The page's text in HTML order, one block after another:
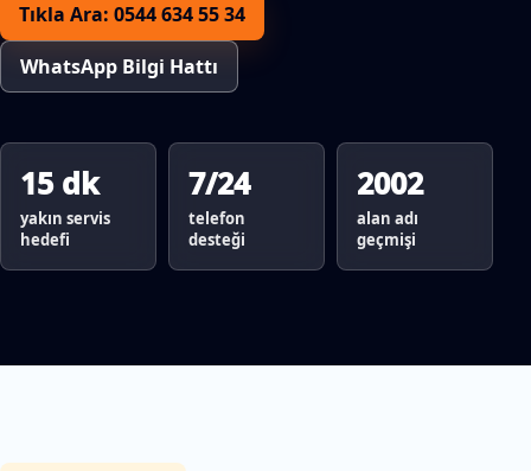
Tıkla Ara: 0544 634 55 34
WhatsApp Bilgi Hattı
15 dk
yakın servis
hedefi
7/24
telefon
desteği
2002
alan adı
geçmişi